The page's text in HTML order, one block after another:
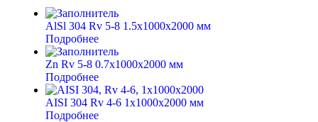
AlSl 304 Rv 5-8 1.5x1000x2000 мм
Подробнее
Zn Rv 5-8 0.7x1000x2000 мм
Подробнее
AISI 304 Rv 4-6 1x1000x2000 мм
Подробнее